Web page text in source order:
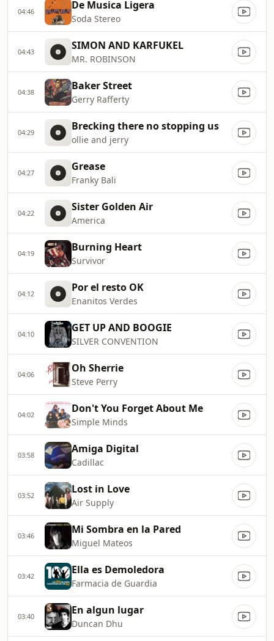
04:46 De Musica Ligera
Soda Stereo
04:43 SIMON AND KARFUKEL
MR. ROBINSON
04:38 Baker Street
Gerry Rafferty
04:29 Brecking there no stopping us
ollie and jerry
04:27 Grease
Franky Bali
04:22 Sister Golden Air
America
04:19 Burning Heart
Survivor
04:12 Por el resto OK
Enanitos Verdes
04:10 GET UP AND BOOGIE
SILVER CONVENTION
04:06 Oh Sherrie
Steve Perry
04:02 Don't You Forget About Me
Simple Minds
03:58 Amiga Digital
Cadillac
03:52 Lost in Love
Air Supply
03:46 Mi Sombra en la Pared
Miguel Mateos
03:42 Ella es Demoledora
Farmacia de Guardia
03:40 En algun lugar
Duncan Dhu